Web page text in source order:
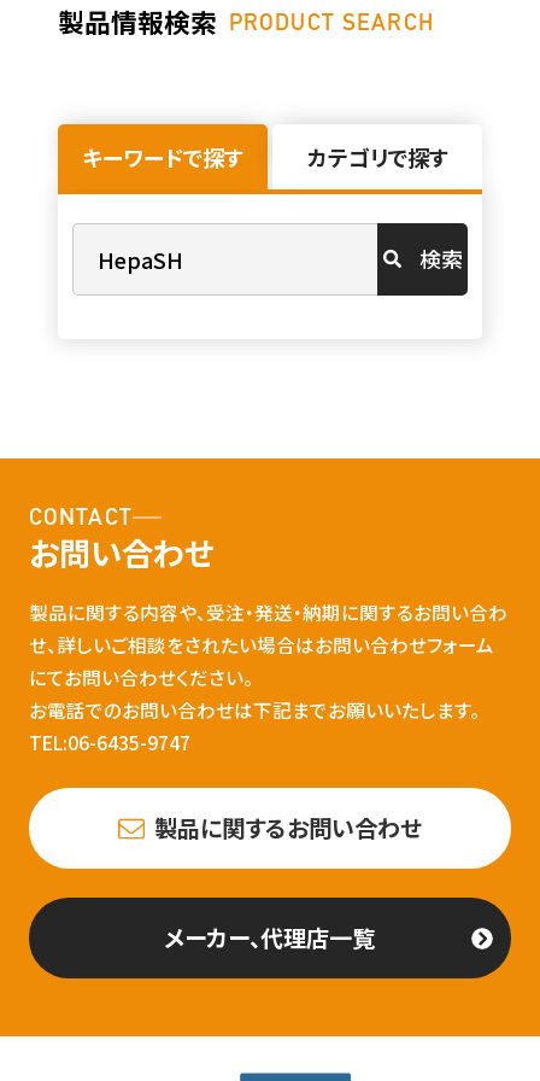
製品情報検索 PRODUCT SEARCH
キーワードで探す カテゴリで探す
検索
CONTACT
お問い合わせ
製品に関する内容や、受注・発送・納期に関するお問い合わ
せ、詳しいご相談をされたい場合はお問い合わせフォーム
にてお問い合わせください。
お電話でのお問い合わせは下記までお願いいたします。
TEL:06-6435-9747
製品に関するお問い合わせ
メーカー、代理店一覧